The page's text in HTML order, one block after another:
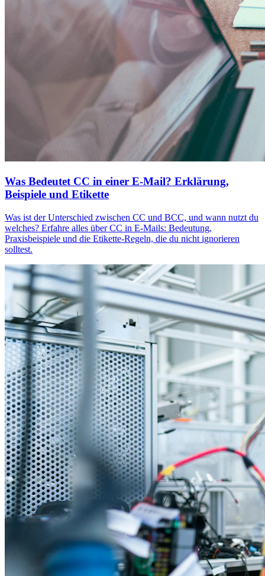
Was Bedeutet CC in einer E-Mail? Erklärung,
Beispiele und Etikette
Was ist der Unterschied zwischen CC und BCC, und wann nutzt du
welches? Erfahre alles über CC in E-Mails: Bedeutung,
Praxisbeispiele und die Etikette-Regeln, die du nicht ignorieren
solltest.